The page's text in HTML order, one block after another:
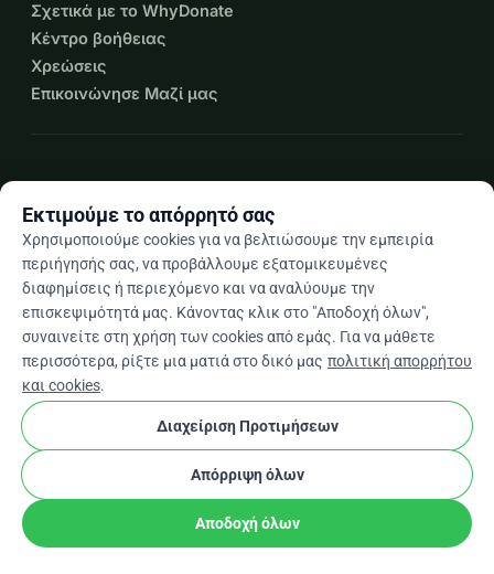
Σχετικά με το WhyDonate
Κέντρο βοήθειας
Χρεώσεις
Επικοινώνησε Μαζί μας
Elarrow_drop_down
★★★★★4,9 / 5 βάσει 500+ κριτικών
© 2012–2026
Όροι και προϋποθέσειςcookieΡυθμίσεις Cookies
Κατασκευασμένο στην Ευρώπη
Επαληθευμένος Συνεργάτης
Εκτιμούμε το απόρρητό σας
Χρησιμοποιούμε cookies για να βελτιώσουμε την εμπειρία
περιήγησής σας, να προβάλλουμε εξατομικευμένες
διαφημίσεις ή περιεχόμενο και να αναλύουμε την
επισκεψιμότητά μας. Κάνοντας κλικ στο "Αποδοχή όλων",
συναινείτε στη χρήση των cookies από εμάς. Για να μάθετε
περισσότερα, ρίξτε μια ματιά στο δικό μας πολιτική απορρήτου
και cookies.
Διαχείριση Προτιμήσεων
Απόρριψη όλων
Αποδοχή όλων